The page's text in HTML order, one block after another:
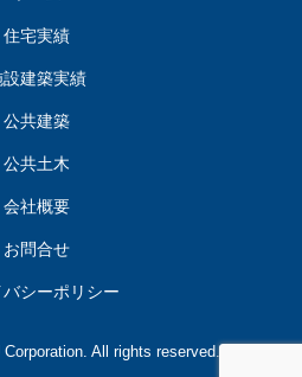
住宅実績
設建築実績
公共建築
公共土木
会社概要
お問合せ
バシーポリシー
All rights reserved.